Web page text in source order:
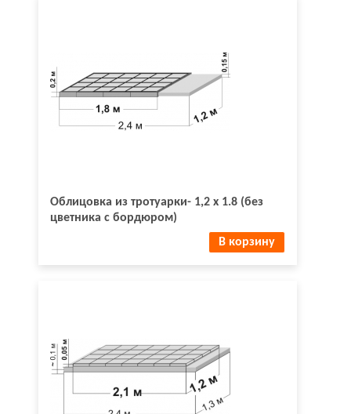
Облицовка из тротуарки- 1,2 х 1.8 (без
цветника с бордюром)
В корзину